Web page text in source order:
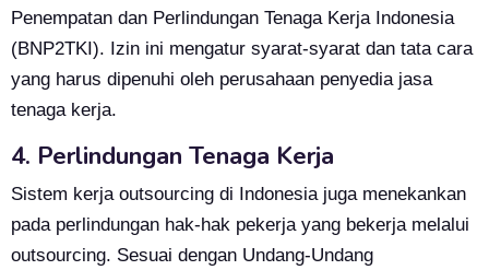
Penempatan dan Perlindungan Tenaga Kerja Indonesia
(BNP2TKI). Izin ini mengatur syarat-syarat dan tata cara
yang harus dipenuhi oleh perusahaan penyedia jasa
tenaga kerja.
4. Perlindungan Tenaga Kerja
Sistem kerja outsourcing di Indonesia juga menekankan
pada perlindungan hak-hak pekerja yang bekerja melalui
outsourcing. Sesuai dengan Undang-Undang